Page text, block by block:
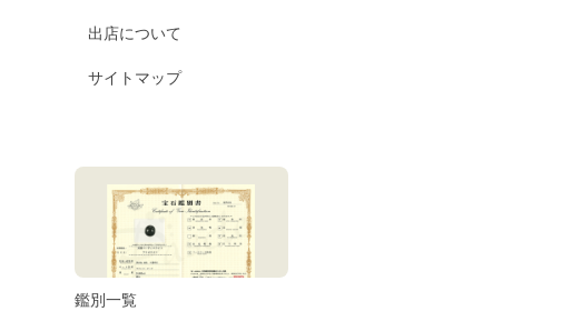
出店について
サイトマップ
鑑別一覧